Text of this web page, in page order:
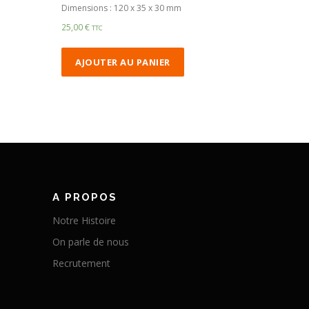
Dimensions : 120 x 35 x 30 mm
25,00€ TTC
AJOUTER AU PANIER
A PROPOS
Notre Histoire
On parle de nous
Recrutement